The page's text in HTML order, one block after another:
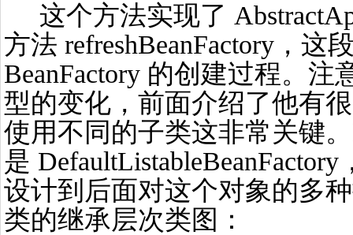
这个方法实现了
方法 refreshBeanFactory，这
BeanFactory 的创建过程。注
型的变化，前面介绍了他有
使用不同的子类这非常关键
是
设计到后面对这个对象的多
类的继承层次类图：